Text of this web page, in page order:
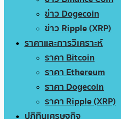
ข่าว Dogecoin
ข่าว Ripple (XRP)
ราคาและการวิเคราะห์
ราคา Bitcoin
ราคา Ethereum
ราคา Dogecoin
ราคา Ripple (XRP)